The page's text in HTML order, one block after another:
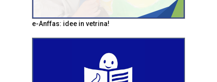
e-Anffas: idee in vetrina!